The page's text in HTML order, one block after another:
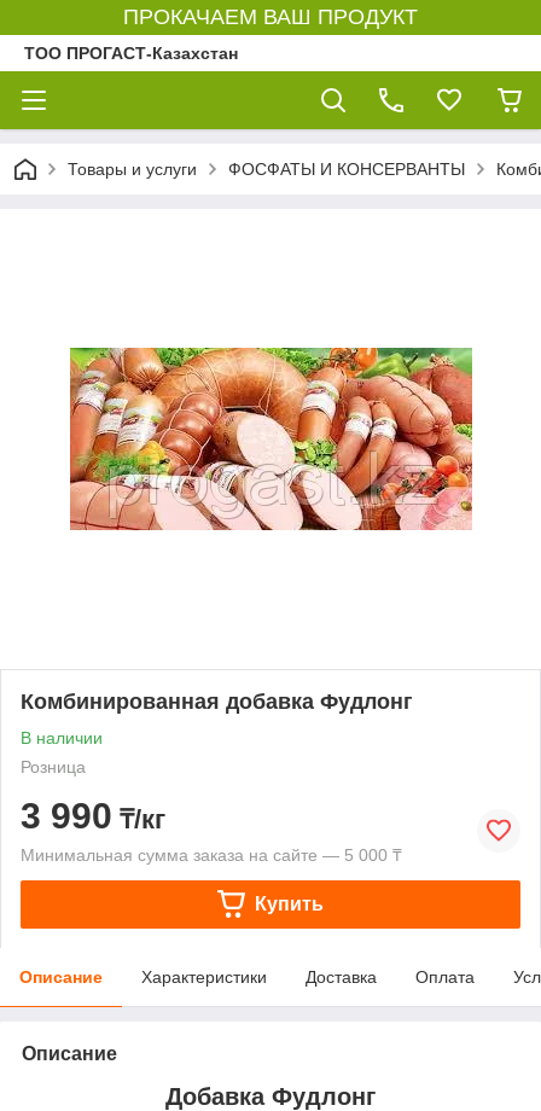
ПРОКАЧАЕМ ВАШ ПРОДУКТ
ТОО ПРОГАСТ-Казахстан
Товары и услуги ФОСФАТЫ И КОНСЕРВАНТЫ
Комбинированная добавка Фудлонг
В наличии
Розница
3 990 ₸/кг
Минимальная сумма заказа на сайте — 5 000 ₸
Купить
Описание Характеристики Доставка Оплата
Описание
Добавка Фудлонг